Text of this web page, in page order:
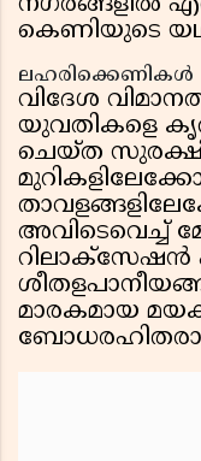
കെണിയുടെ
ലഹരിക്കെണികൾ
വിദേശ
യുവതികളെ
ചെയ്ത
അവിടെവെച്ച്
റിലാക്സേഷൻ
മാരകമായ